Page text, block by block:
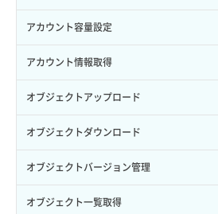
サブユーザー作成
サブユーザー削除
サブユーザー更新
サブユーザー詳細取得
トークン発行
パーミッション一覧取得
バックアップリストア
バックアップ一覧取得
バックアップ詳細一覧取得
バックアップ詳細取得
ボリュームイメージ保存
ボリュームタイプ一覧取得
SSHキーペア詳細取得
アタッチ済みポート一覧取得
アタッチ済みポート詳細取得
アタッチ済みボリューム一覧
アタッチ済みボリューム詳細取得
コンソールURL発行
サブネット作成（ローカルネットワーク用）
サブネット削除（ローカルネットワーク用）
サブネット詳細取得
セキュリティグループ ルール一覧取得
セキュリティグループ ルール作成
セキュリティグループ ルール削除
プール削除
プール更新
プール詳細取得
ヘルスモニタ一覧取得
ヘルスモニタ作成
ヘルスモニタ削除
アカウント容量設定
アカウント情報取得
オブジェクトアップロード
オブジェクトダウンロード
オブジェクトバージョン管理
オブジェクト一覧取得